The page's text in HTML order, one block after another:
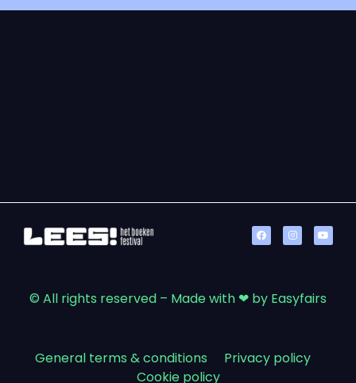
© All rights reserved – Made with ❤ by Easyfairs
General terms & conditions Privacy policy
Cookie policy